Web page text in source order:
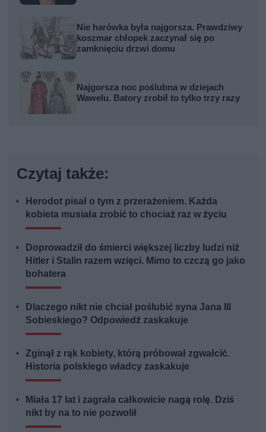
Nie harówka była najgorsza. Prawdziwy
koszmar chłopek zaczynał się po
zamknięciu drzwi domu
Najgorsza noc poślubna w dziejach
Wawelu. Batory zrobił to tylko trzy razy
Czytaj także:
Herodot pisał o tym z przerażeniem. Każda
kobieta musiała zrobić to chociaż raz w życiu
Doprowadził do śmierci większej liczby ludzi niż
Hitler i Stalin razem wzięci. Mimo to czczą go jako
bohatera
Dlaczego nikt nie chciał poślubić syna Jana III
Sobieskiego? Odpowiedź zaskakuje
Zginął z rąk kobiety, którą próbował zgwałcić.
Historia polskiego władcy zaskakuje
Miała 17 lat i zagrała całkowicie nagą rolę. Dziś
nikt by na to nie pozwolił